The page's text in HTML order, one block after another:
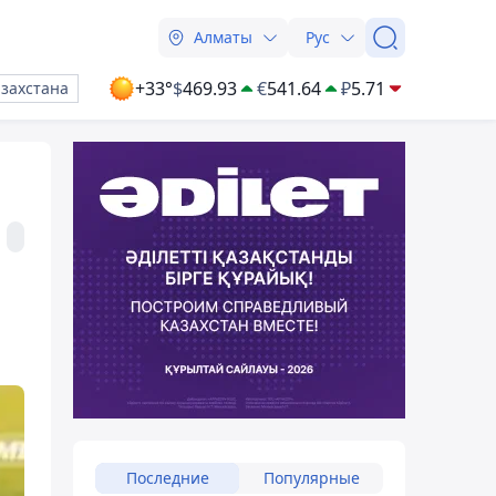
Алматы Рус
+33°$469.93 €541.64 ₽5.71
Последние Популярные